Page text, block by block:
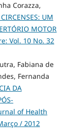
Corazza,
UM
MOTOR
Vol. 10 No. 32
Fabiana de
Fernanda
DA
of Health
/ 2012